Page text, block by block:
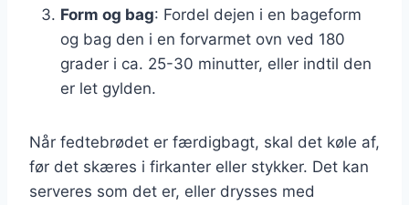
Form og bag: Fordel dejen i en bageform
og bag den i en forvarmet ovn ved 180
grader i ca. 25-30 minutter, eller indtil den
er let gylden.
Når fedtebrødet er færdigbagt, skal det køle af,
før det skæres i firkanter eller stykker. Det kan
serveres som det er, eller drysses med